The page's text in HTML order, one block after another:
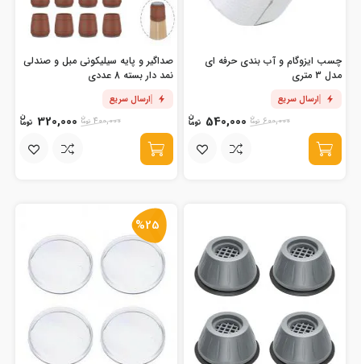
چسب ایزوگام و آب بندی حرفه ای
مدل 3 متری
ارسال سریع
600,000
540,000
صداگیر و پایه سیلیکونی مبل و صندلی
نمد دار بسته 8 عددی
ارسال سریع
400,000
320,000
%25